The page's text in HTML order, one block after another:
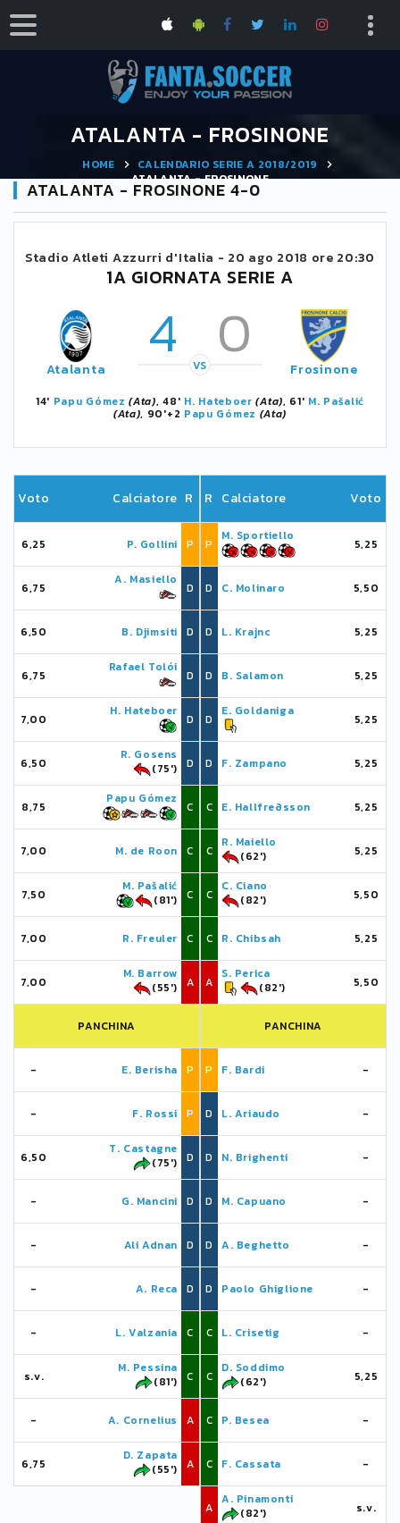
ATALANTA - FROSINONE
HOME
CALENDARIO SERIE A 2018/2019
ATALANTA - FROSINONE
ATALANTA - FROSINONE 4-0
Stadio Atleti Azzurri d'Italia - 20 ago 2018 ore 20:30
1A GIORNATA SERIE A
Atalanta 4 0
VS Frosinone
14' Papu Gómez (Ata), 48' H. Hateboer (Ata), 61' M. Pašalić
(Ata), 90'+2 Papu Gómez (Ata)
Voto Calciatore R
6,25 P. Gollini P
6,75
A. Masiello
D
6,50 B. Djimsiti D
6,75
Rafael Tolói
D
7,00
H. Hateboer
D
6,50
R. Gosens
(75')
D
8,75
Papu Gómez
C
7,00 M. de Roon C
7,50
M. Pašalić
(81')
C
7,00 R. Freuler C
7,00
M. Barrow
(55')
A
PANCHINA
- E. Berisha P
- F. Rossi P
6,50
T. Castagne
(75')
D
- G. Mancini D
- Ali Adnan D
- A. Reca D
- L. Valzania C
s.v.
M. Pessina
(81')
C
- A. Cornelius A
6,75
D. Zapata
(55')
A
R Calciatore Voto
P
M. Sportiello
5,25
D C. Molinaro 5,50
D L. Krajnc 5,25
D B. Salamon 5,25
D
E. Goldaniga
5,25
D F. Zampano 5,25
C E. Hallfreðsson 5,25
C
R. Maiello
(62')
5,25
C
C. Ciano
(82')
5,50
C R. Chibsah 5,25
A
S. Perica
(82')
5,50
PANCHINA
P F. Bardi -
D L. Ariaudo -
D N. Brighenti -
D M. Capuano -
D A. Beghetto -
D Paolo Ghiglione -
C L. Crisetig -
C
D. Soddimo
(62')
5,25
C P. Besea -
C F. Cassata -
A
A. Pinamonti
(82')
s.v.